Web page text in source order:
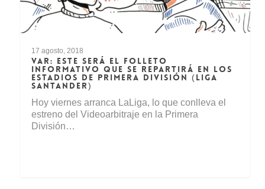
17 agosto, 2018
VAR: ESTE SERÁ EL FOLLETO
INFORMATIVO QUE SE REPARTIRÁ EN LOS
ESTADIOS DE PRIMERA DIVISIÓN (LIGA
SANTANDER)
Hoy viernes arranca LaLiga, lo que conlleva el
estreno del Videoarbitraje en la Primera
División…